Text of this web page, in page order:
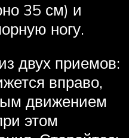
35 см) и
ногу.
двух приемов:
вправо,
движением
этом